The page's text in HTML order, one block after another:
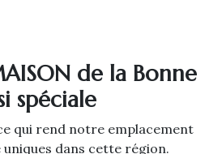
de la Bonne
spéciale
qui rend notre emplacement
dans cette région.